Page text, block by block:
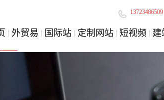
13723486509
外贸易 国际站 定制网站 短视频 建